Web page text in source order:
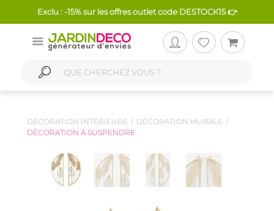
Exclu : -15% sur les offres outlet code DESTOCK15 👉
DÉCORATION INTÉRIEURE
DÉCORATION MURALE
DÉCORATION À SUSPENDRE